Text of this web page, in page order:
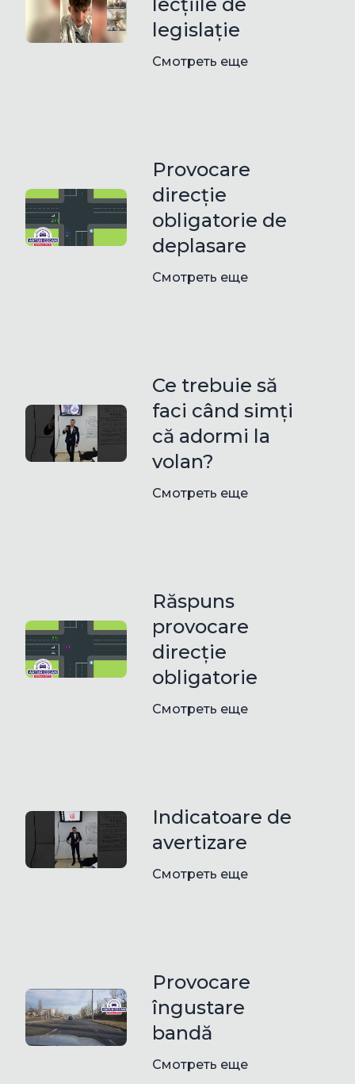
legislație
Смотреть еще
Provocare
direcție
obligatorie de
deplasare
Смотреть еще
Ce trebuie să
faci când simți
că adormi la
volan?
Смотреть еще
Răspuns
provocare
direcție
obligatorie
Смотреть еще
Indicatoare de
avertizare
Смотреть еще
Provocare
îngustare
bandă
Смотреть еще